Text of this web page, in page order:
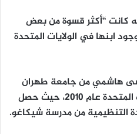
كانت “أكثر قسوة من بعض
ابنها في الولايات المتحدة
هاشمي من جامعة طهران
عام 2006، وانتقل إلى الولايات المتحدة عام 2010، حيث حصل
التنظيمية من مدرسة شيكاغو.